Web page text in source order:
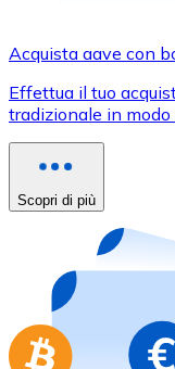
Usa le carte
Acquista con
Acquista gift
Vai al negozio
Acquista aave con
Effettua il tuo
tradizionale in modo
Scopri di più